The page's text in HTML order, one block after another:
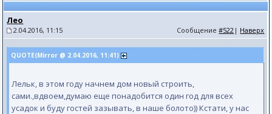
Лео
2.04.2016, 11:15 Сообщение#522 | Наверх
QUOTE(Mirror @ 2.04.2016, 11:41)
Лельк, в этом году начнем дом новый строить,
сами.,вдвоем,думаю еще понадобится один год для всех
усадок и буду гостей зазывать, в наше болото)) Кстати, у нас